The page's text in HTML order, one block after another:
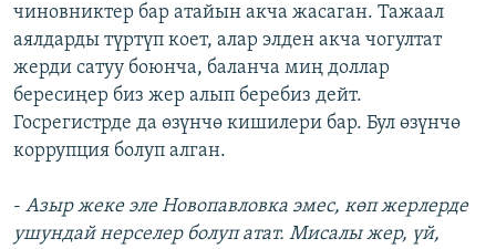
чиновниктер бар атайын акча жасаган. Тажаал
аялдарды түртүп коет, алар элден акча чогултат
жерди сатуу боюнча, баланча миң доллар
бересиңер биз жер алып беребиз дейт.
Госрегистрде да өзүнчө кишилери бар. Бул өзүнчө
коррупция болуп алган.
- Азыр жеке эле Новопавловка эмес, көп жерлерде
ушундай нерселер болуп атат. Мисалы жер, үй,